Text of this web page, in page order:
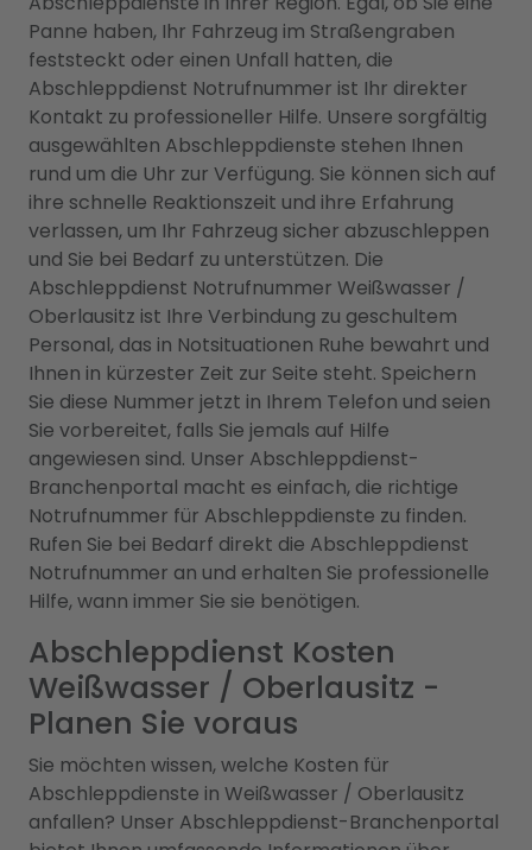
Panne haben, Ihr Fahrzeug im Straßengraben
feststeckt oder einen Unfall hatten, die
Abschleppdienst Notrufnummer ist Ihr direkter
Kontakt zu professioneller Hilfe. Unsere sorgfältig
ausgewählten Abschleppdienste stehen Ihnen
rund um die Uhr zur Verfügung. Sie können sich auf
ihre schnelle Reaktionszeit und ihre Erfahrung
verlassen, um Ihr Fahrzeug sicher abzuschleppen
und Sie bei Bedarf zu unterstützen. Die
Abschleppdienst Notrufnummer Weißwasser /
Oberlausitz ist Ihre Verbindung zu geschultem
Personal, das in Notsituationen Ruhe bewahrt und
Ihnen in kürzester Zeit zur Seite steht. Speichern
Sie diese Nummer jetzt in Ihrem Telefon und seien
Sie vorbereitet, falls Sie jemals auf Hilfe
angewiesen sind. Unser Abschleppdienst-
Branchenportal macht es einfach, die richtige
Notrufnummer für Abschleppdienste zu finden.
Rufen Sie bei Bedarf direkt die Abschleppdienst
Notrufnummer an und erhalten Sie professionelle
Hilfe, wann immer Sie sie benötigen.
Abschleppdienst Kosten
Weißwasser / Oberlausitz -
Planen Sie voraus
Sie möchten wissen, welche Kosten für
Abschleppdienste in Weißwasser / Oberlausitz
anfallen? Unser Abschleppdienst-Branchenportal